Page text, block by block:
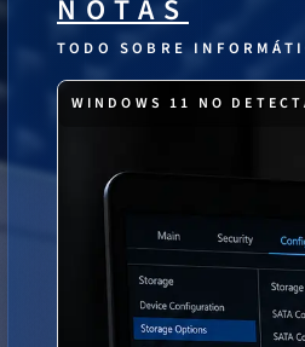
NOTAS
TODO SOBRE
WINDOWS 11 NO